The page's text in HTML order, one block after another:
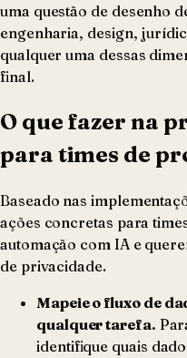
uma questão de desenho
engenharia, design,
qualquer uma dessas
final.
O que fazer na
para times de
Baseado nas
ações concretas para
automação com IA e
de privacidade.
Mapeie o fluxo de
qualquer tarefa.
identifique quais